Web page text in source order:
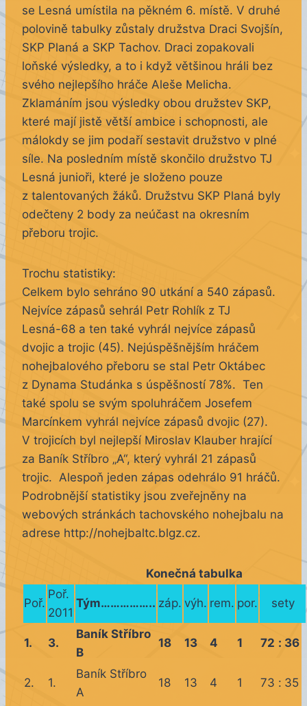
se Lesná umístila na pěkném 6. místě. V druhé
polovině tabulky zůstaly družstva Draci Svojšín,
SKP Planá a SKP Tachov. Draci zopakovali
loňské výsledky, a to i když většinou hráli bez
svého nejlepšího hráče Aleše Melicha.
Zklamáním jsou výsledky obou družstev SKP,
které mají jistě větší ambice i schopnosti, ale
málokdy se jim podaří sestavit družstvo v plné
síle. Na posledním místě skončilo družstvo TJ
Lesná junioři, které je složeno pouze
z talentovaných žáků. Družstvu SKP Planá byly
odečteny 2 body za neúčast na okresním
přeboru trojic.
Trochu statistiky:
Celkem bylo sehráno 90 utkání a 540 zápasů.
Nejvíce zápasů sehrál Petr Rohlík z TJ
Lesná-68 a ten také vyhrál nejvíce zápasů
dvojic a trojic (45). Nejúspěšnějším hráčem
nohejbalového přeboru se stal Petr Oktábec
z Dynama Studánka s úspěšností 78%. Ten
také spolu se svým spoluhráčem Josefem
Marcínkem vyhrál nejvíce zápasů dvojic (27).
V trojicích byl nejlepší Miroslav Klauber hrající
za Baník Stříbro „A“, který vyhrál 21 zápasů
trojic. Alespoň jeden zápas odehrálo 91 hráčů.
Podrobnější statistiky jsou zveřejněny na
webových stránkách tachovského nohejbalu na
adrese http://nohejbaltc.blgz.cz.
Konečná tabulka
Poř.
Poř.
2011
Tým…………….. záp. výh. rem. por. sety
1. 3.
Baník Stříbro
B
18 13 4 1 72 : 36
2. 1.
Baník Stříbro
A
18 13 4 1 73 : 35